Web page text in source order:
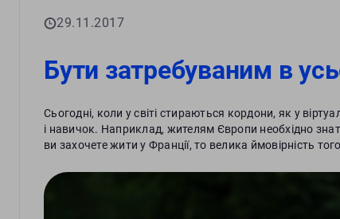
29.11.2017
Бути затребуваним в
Сьогодні, коли у світі стираються кордони, як у
і навичок. Наприклад, жителям Європи необхідно
ви захочете жити у Франції, то велика ймовірність